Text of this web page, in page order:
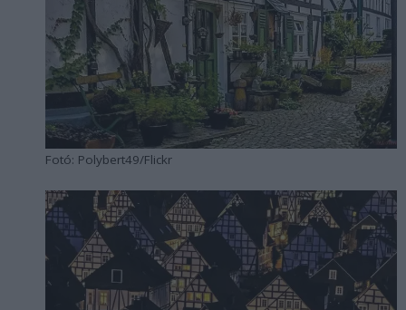
Fotó: Polybert49/Flickr